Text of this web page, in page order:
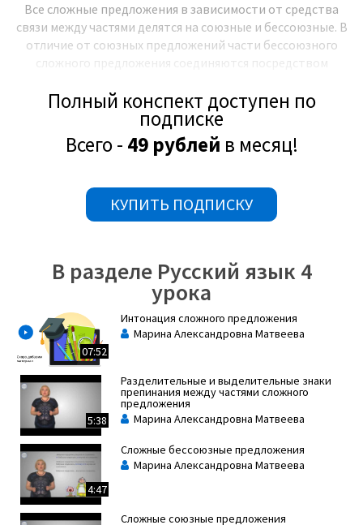
Все сложные предложения в зависимости от средства
связи между частями делятся на союзные и бессоюзные. В
отличие от союзных предложений части бессоюзного
сложного предложения соединяются посредством
Пример:
[Солнце багряным кругом сползает к горизонту]; [в сизую
[ ];[ ].
выразительностью: отсутствие союзов между частями
компенсируется интонацией, которая выражает
смысловые отношения между частями предложения.
Именно та или иная интонация придает синтаксической
конструкции «жизнь», диктует необходимость
постановки определённых знаков препинания между
Интонация на письме обозначаетсяразнообразными
пунктуационными знаками: запятой, точкой с запятой,
двоеточием, тире. Безусловно, эти знаки не могут
соответствовать интонационному богатству живой
речи, но они помогают понять общий смысл фразы.
Полный конспект доступен по
подписке
Всего - 49 рублей в месяц!
КУПИТЬ ПОДПИСКУ
В разделе Русский язык 4
урока
07:52
Интонация сложного предложения
Марина Александровна Матвеева
5:38
Разделительные и выделительные знаки
препинания между частями сложного
предложения
Марина Александровна Матвеева
4:47
Сложные бессоюзные предложения
Марина Александровна Матвеева
Сложные союзные предложения